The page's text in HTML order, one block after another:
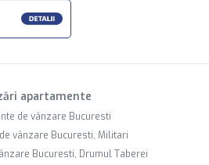
apartamente
de vânzare Bucuresti
vânzare Bucuresti, Militari
Bucuresti, Drumul Taberei